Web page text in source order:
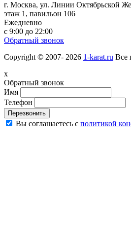
г. Москва, ул. Линии Октябрьской
этаж 1, павильон 106
Ежедневно
с 9:00 до 22:00
Обратный звонок
Copyright © 2007- 2026 1-karat.ru Все
x
Обратный звонок
Имя
Телефон
Перезвонить
Вы соглашаетесь с политикой